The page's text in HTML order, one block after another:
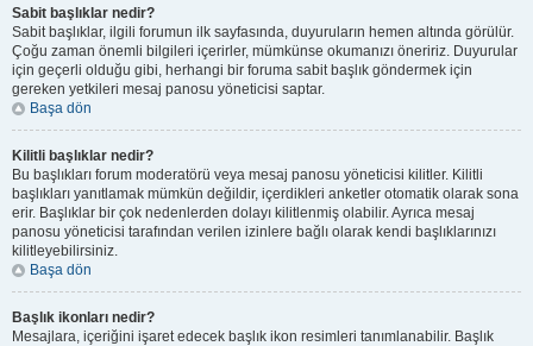
Sabit başlıklar nedir?
Sabit başlıklar, ilgili forumun ilk sayfasında, duyuruların hemen altında görülür.
Çoğu zaman önemli bilgileri içerirler, mümkünse okumanızı öneririz. Duyurular
için geçerli olduğu gibi, herhangi bir foruma sabit başlık göndermek için
gereken yetkileri mesaj panosu yöneticisi saptar.
Başa dön
Kilitli başlıklar nedir?
Bu başlıkları forum moderatörü veya mesaj panosu yöneticisi kilitler. Kilitli
başlıkları yanıtlamak mümkün değildir, içerdikleri anketler otomatik olarak sona
erir. Başlıklar bir çok nedenlerden dolayı kilitlenmiş olabilir. Ayrıca mesaj
panosu yöneticisi tarafından verilen izinlere bağlı olarak kendi başlıklarınızı
kilitleyebilirsiniz.
Başa dön
Başlık ikonları nedir?
Mesajlara, içeriğini işaret edecek başlık ikon resimleri tanımlanabilir. Başlık